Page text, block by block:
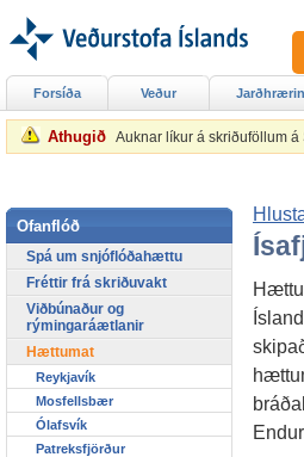
Athugið Auknar líkur á skriðuföllum á
Forsíða Veður
Ofanflóð
Spá um snjóflóðahættu
Fréttir frá skriðuvakt
Viðbúnaður og
rýmingaráætlanir
Hættumat
Reykjavík
Mosfellsbær
Ólafsvík
Patreksfjörður